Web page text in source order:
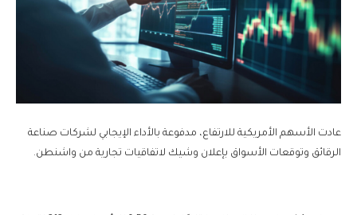
عادت الأسهم الأمريكية للارتفاع، مدفوعة بالأداء الإيجابي لشركات صناعة
الرقائق وتوقعات الأسواق بإعلان وشيك لاتفاقيات تجارية من واشنطن.